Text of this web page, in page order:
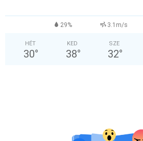
29% 3.1m/s
HÉT
30°
KED
38°
SZE
32°